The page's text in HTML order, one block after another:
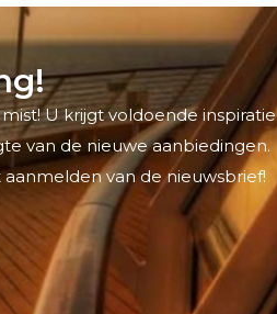
U krijgt voldoende inspiratie
van de nieuwe aanbiedingen.
van de nieuwsbrief!